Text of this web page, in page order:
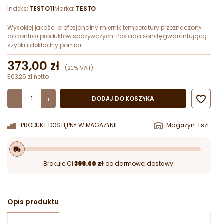
Indeks: TESTO11Marka: TESTO
Wysokiej jakości profesjonalny miernik temperatury przeznaczony
do kontroli produktów spożywczych. Posiada sondę gwarantującą
szybki i dokładny pomiar.
373,00 zł
(23% VAT)
303,25 zł netto
- + DODAJ DO KOSZYKA 
PRODUKT DOSTĘPNY W MAGAZYNIE Magazyn: 1 szt.
local_shipping
Brakuje Ci 399.00 złdo darmowej dostawy.
Opis produktu